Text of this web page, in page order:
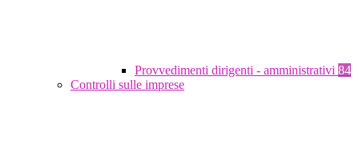
Provvedimenti dirigenti - amministrativi 84
Controlli sulle imprese